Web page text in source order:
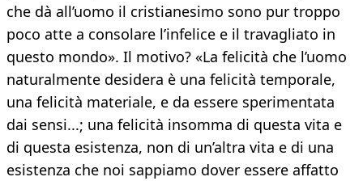
che dà all’uomo il cristianesimo sono pur troppo
poco atte a consolare l’infelice e il travagliato in
questo mondo». Il motivo? «La felicità che l’uomo
naturalmente desidera è una felicità temporale,
una felicità materiale, e da essere sperimentata
dai sensi...; una felicità insomma di questa vita e
di questa esistenza, non di un’altra vita e di una
esistenza che noi sappiamo dover essere affatto